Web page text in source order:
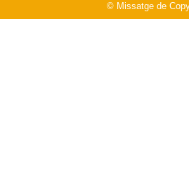
© Missatge de